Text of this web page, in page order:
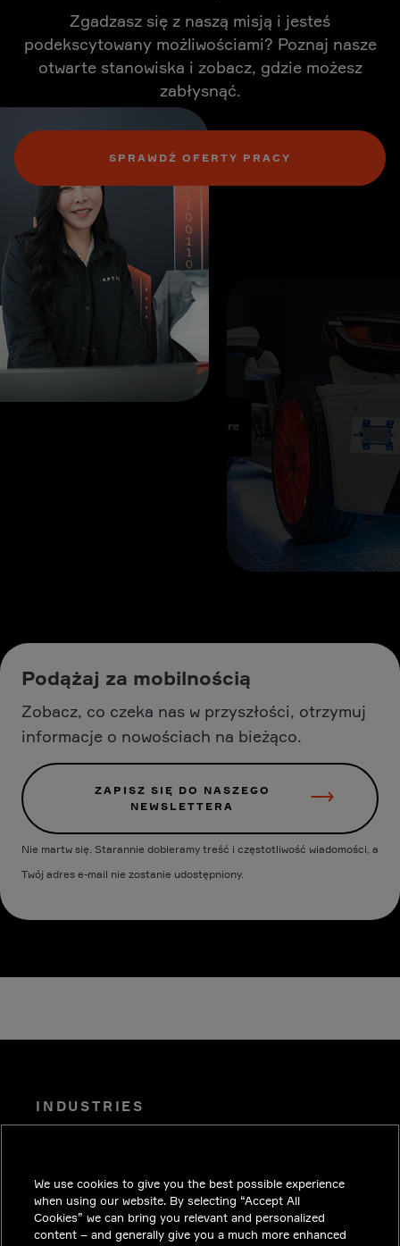
Zgadzasz się z naszą misją i jesteś
podekscytowany możliwościami? Poznaj nasze
otwarte stanowiska i zobacz, gdzie możesz
zabłysnąć.
SPRAWDŹ OFERTY PRACY
Podążaj za mobilnością
Zobacz, co czeka nas w przyszłości, otrzymuj
informacje o nowościach na bieżąco.
ZAPISZ SIĘ DO NASZEGO
NEWSLETTERA
Nie martw się. Starannie dobieramy treść i częstotliwość wiadomości, a
Twój adres e-mail nie zostanie udostępniony.
INDUSTRIES
PRACA
INWESTORZY
We use cookies to give you the best possible experience
when using our website. By selecting “Accept All
Cookies” we can bring you relevant and personalized
content – and generally give you a much more enhanced